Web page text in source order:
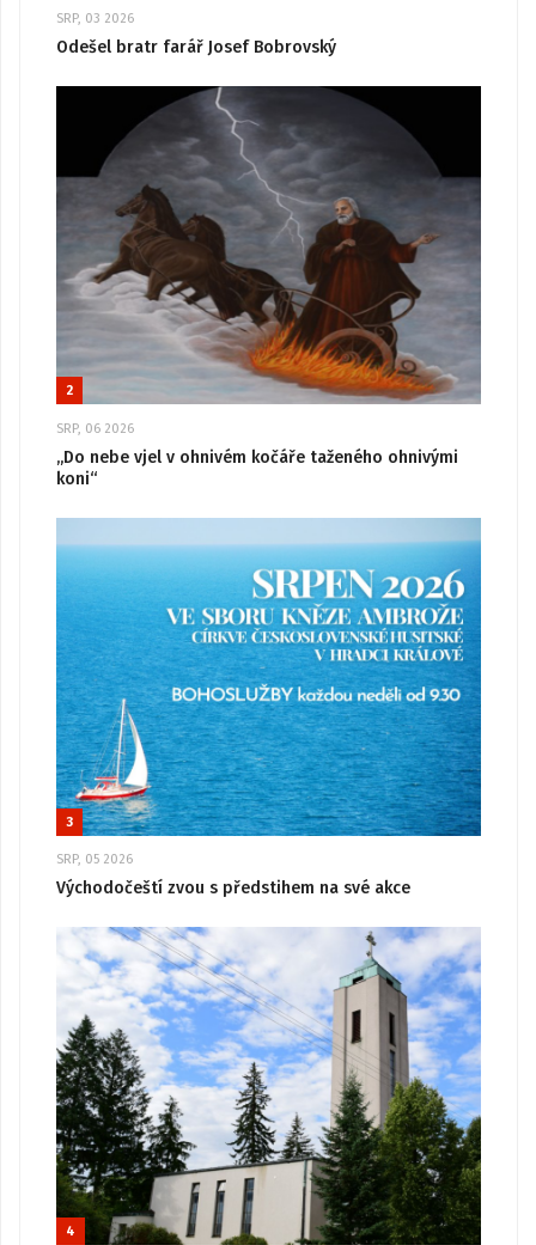
SRP, 03 2026
Odešel bratr farář Josef Bobrovský
2
SRP, 06 2026
„Do nebe vjel v ohnivém kočáře taženého ohnivými
koni“
3
SRP, 05 2026
Východočeští zvou s předstihem na své akce
4